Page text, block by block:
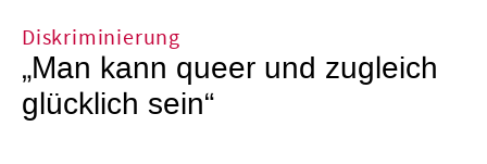
Diskriminierung
„Man kann queer und zugleich
glücklich sein“